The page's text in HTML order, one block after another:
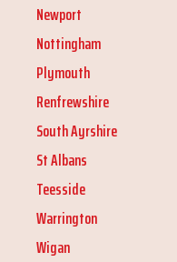
Newport
Nottingham
Plymouth
Renfrewshire
South Ayrshire
St Albans
Teesside
Warrington
Wigan